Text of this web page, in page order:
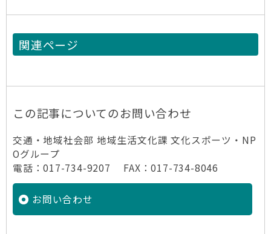
関連ページ
この記事についてのお問い合わせ
交通・地域社会部 地域生活文化課 文化スポーツ・NP
Oグループ
電話：017-734-9207 FAX：017-734-8046
お問い合わせ